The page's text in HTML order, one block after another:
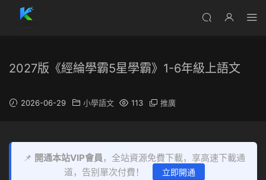
2027版《經綸學霸5星學霸》1-6年級上語文
2026-06-29 小學語文 113 推廣
📌 開通本站VIP會員，全站資源免費下載，享高速下載通
道，告别單次付費！
立即開通